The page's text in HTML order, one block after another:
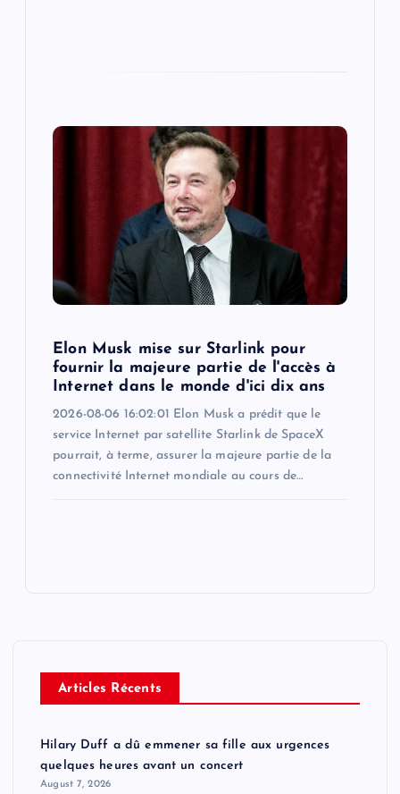
Elon Musk mise sur Starlink pour
fournir la majeure partie de l'accès à
Internet dans le monde d'ici dix ans
2026-08-06 16:02:01 Elon Musk a prédit que le
service Internet par satellite Starlink de SpaceX
pourrait, à terme, assurer la majeure partie de la
connectivité Internet mondiale au cours de…
Articles Récents
Hilary Duff a dû emmener sa fille aux urgences
quelques heures avant un concert
August 7, 2026